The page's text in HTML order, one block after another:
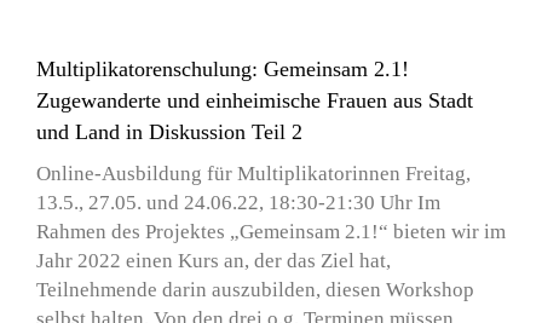
Multiplikatorenschulung: Gemeinsam 2.1!
Zugewanderte und einheimische Frauen aus Stadt
und Land in Diskussion Teil 2
Online-Ausbildung für Multiplikatorinnen Freitag,
13.5., 27.05. und 24.06.22, 18:30-21:30 Uhr Im
Rahmen des Projektes „Gemeinsam 2.1!“ bieten wir im
Jahr 2022 einen Kurs an, der das Ziel hat,
Teilnehmende darin auszubilden, diesen Workshop
selbst halten. Von den drei o.g. Terminen müssen